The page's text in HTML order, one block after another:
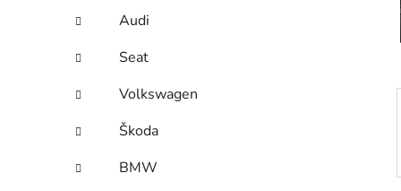
p
a
e
l
Audi
Seat
Volkswagen
Škoda
BMW